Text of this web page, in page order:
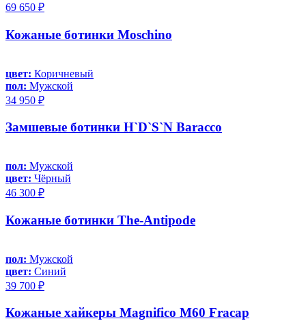
69 650 ₽
Кожаные ботинки Moschino
цвет: Коричневый
пол: Мужской
34 950 ₽
Замшевые ботинки H`D`S`N Baracco
пол: Мужской
цвет: Чёрный
46 300 ₽
Кожаные ботинки The-Antipode
пол: Мужской
цвет: Синий
39 700 ₽
Кожаные хайкеры Magnifico M60 Fracap